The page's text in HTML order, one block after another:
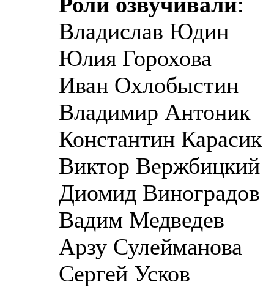
Владислав Юдин
Юлия Горохова
Иван Охлобыстин
Владимир Антоник
Константин Карасик
Виктор Вержбицкий
Диомид Виноградов
Вадим Медведев
Арзу Сулейманова
Сергей Усков